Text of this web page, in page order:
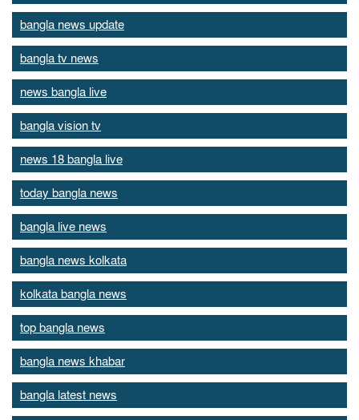
bangla news update
bangla tv news
news bangla live
bangla vision tv
news 18 bangla live
today bangla news
bangla live news
bangla news kolkata
kolkata bangla news
top bangla news
bangla news khabar
bangla latest news